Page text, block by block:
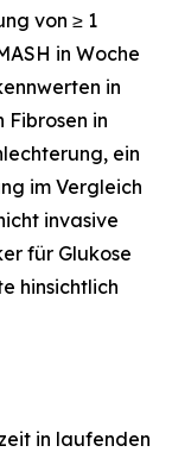
von ≥ 1
in Woche
in
Fibrosen in
ein
im Vergleich
invasive
für Glukose
hinsichtlich
in laufenden